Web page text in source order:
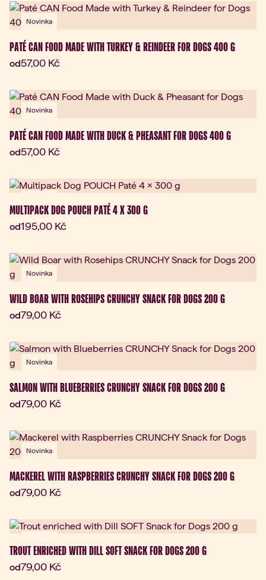
Novinka
PATÉ CAN FOOD MADE WITH TURKEY & REINDEER FOR DOGS 400 G
odAktuální cena:
57,00 Kč
Novinka
PATÉ CAN FOOD MADE WITH DUCK & PHEASANT FOR DOGS 400 G
odAktuální cena:
57,00 Kč
MULTIPACK DOG POUCH PATÉ 4 X 300 G
odAktuální cena:
195,00 Kč
Novinka
WILD BOAR WITH ROSEHIPS CRUNCHY SNACK FOR DOGS 200 G
odAktuální cena:
79,00 Kč
Novinka
SALMON WITH BLUEBERRIES CRUNCHY SNACK FOR DOGS 200 G
odAktuální cena:
79,00 Kč
Novinka
MACKEREL WITH RASPBERRIES CRUNCHY SNACK FOR DOGS 200 G
odAktuální cena:
79,00 Kč
TROUT ENRICHED WITH DILL SOFT SNACK FOR DOGS 200 G
odAktuální cena:
79,00 Kč